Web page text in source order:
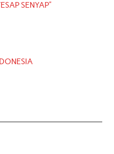
SENYAP”